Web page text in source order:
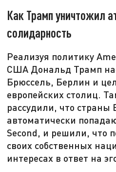
Как Трамп уничтожил
солидарность
Реализуя политику
США Дональд Трамп
Брюссель, Берлин и
европейских столиц.
рассудили, что страны
автоматически
Second, и решили, что
своих собственных
интересах в ответ на